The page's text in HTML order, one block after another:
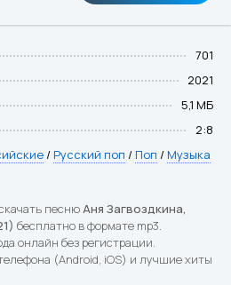
701
2021
5,1 МБ
2:8
/ Русский поп / Поп / Музыка
песнюАня Загвоздкина,
бесплатно в формате mp3.
онлайн без регистрации.
(Android, iOS) и лучшие хиты